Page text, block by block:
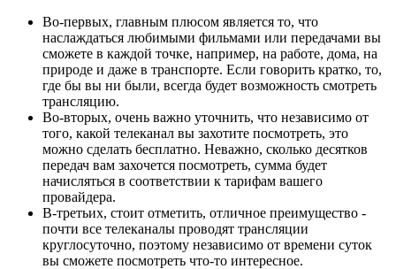
Во-первых, главным плюсом является то, что
наслаждаться любимыми фильмами или передачами вы
сможете в каждой точке, например, на работе, дома, на
природе и даже в транспорте. Если говорить кратко, то,
где бы вы ни были, всегда будет возможность смотреть
трансляцию.
Во-вторых, очень важно уточнить, что независимо от
того, какой телеканал вы захотите посмотреть, это
можно сделать бесплатно. Неважно, сколько десятков
передач вам захочется посмотреть, сумма будет
начисляться в соответствии к тарифам вашего
провайдера.
В-третьих, стоит отметить, отличное преимущество -
почти все телеканалы проводят трансляции
круглосуточно, поэтому независимо от времени суток
вы сможете посмотреть что-то интересное.